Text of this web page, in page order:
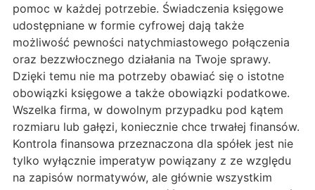
pomoc w każdej potrzebie. Świadczenia księgowe
udostępniane w formie cyfrowej dają także
możliwość pewności natychmiastowego połączenia
oraz bezzwłocznego działania na Twoje sprawy.
Dzięki temu nie ma potrzeby obawiać się o istotne
obowiązki księgowe a także obowiązki podatkowe.
Wszelka firma, w dowolnym przypadku pod kątem
rozmiaru lub gałęzi, koniecznie chce trwałej finansów.
Kontrola finansowa przeznaczona dla spółek jest nie
tylko wyłącznie imperatyw powiązany z ze względu
na zapisów normatywów, ale głównie wszystkim